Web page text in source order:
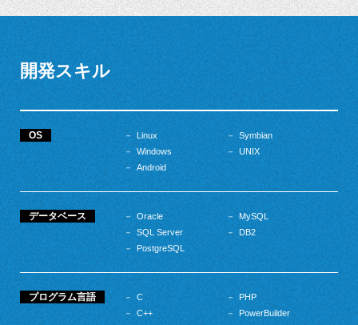
開発スキル
OS Linux
Symbian
Windows
UNIX
Android
データベース Oracle
MySQL
SQL Server
DB2
PostgreSQL
プログラム言語 C
PHP
C++
PowerBuilder